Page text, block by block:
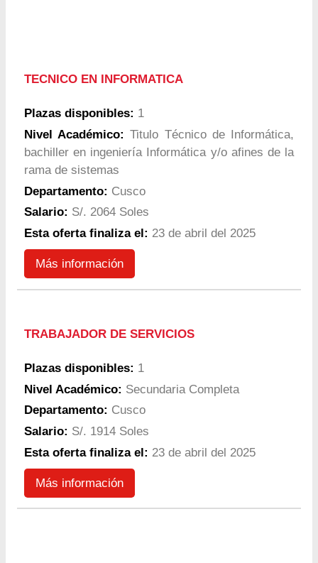
TECNICO EN INFORMATICA
Plazas disponibles: 1
Nivel Académico: Titulo Técnico de Informática,
bachiller en ingeniería Informática y/o afines de la
rama de sistemas
Departamento: Cusco
Salario: S/. 2064 Soles
Esta oferta finaliza el: 23 de abril del 2025
Más información
TRABAJADOR DE SERVICIOS
Plazas disponibles: 1
Nivel Académico: Secundaria Completa
Departamento: Cusco
Salario: S/. 1914 Soles
Esta oferta finaliza el: 23 de abril del 2025
Más información